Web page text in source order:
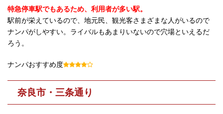
特急停車駅でもあるため、利用者が多い駅。
駅前が栄えているので、地元民、観光客さまざまな人がいるので
ナンパがしやすい。ライバルもあまりいないので穴場といえるだ
ろう。
ナンパおすすめ度
奈良市・三条通り